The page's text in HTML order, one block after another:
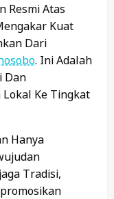
Resmi Atas
Kuat
Dari
. Ini Adalah
Dan
Ke Tingkat
Hanya
Tradisi,